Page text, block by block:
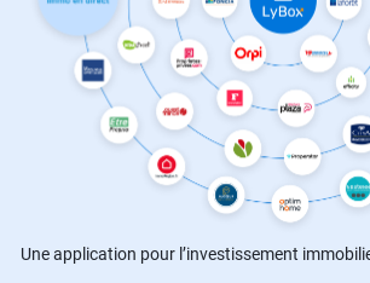
Une application pour l’investissement